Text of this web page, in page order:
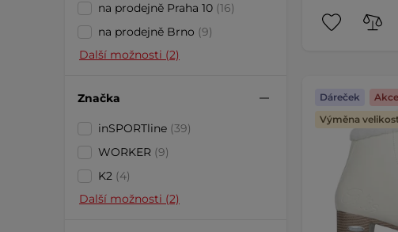
na prodejně Praha 10 (16)
na prodejně Brno (9)
Další možnosti (2)
Značka
inSPORTline (39)
WORKER (9)
K2 (4)
Další možnosti (2)
Dáreček
Akce
Výměna